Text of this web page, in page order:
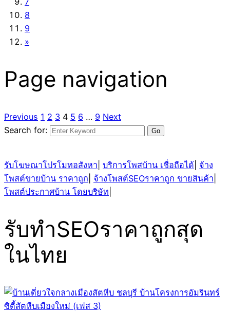
8
9
»
Page navigation
Previous 1 2 3 4 5 6 … 9 Next
Search for:
รับโฆษณาโปรโมทอสังหา บริการโพสบ้าน เชื่อถือได้ จ้าง
โพสต์ขายบ้าน ราคาถูก จ้างโพสต์SEOราคาถูก ขายสินค้า
โพสต์ประกาศบ้าน โดยบริษัท
รับทำSEOราคาถูกสุด
ในไทย